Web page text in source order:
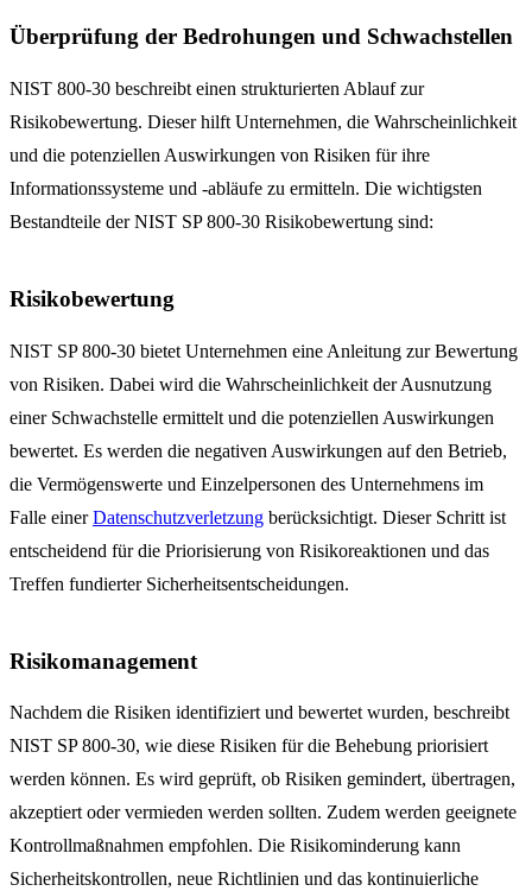
Überprüfung der Bedrohungen und Schwachstellen
NIST 800-30 beschreibt einen strukturierten Ablauf zur
Risikobewertung. Dieser hilft Unternehmen, die Wahrscheinlichkeit
und die potenziellen Auswirkungen von Risiken für ihre
Informationssysteme und -abläufe zu ermitteln. Die wichtigsten
Bestandteile der NIST SP 800-30 Risikobewertung sind:
Risikobewertung
NIST SP 800-30 bietet Unternehmen eine Anleitung zur Bewertung
von Risiken. Dabei wird die Wahrscheinlichkeit der Ausnutzung
einer Schwachstelle ermittelt und die potenziellen Auswirkungen
bewertet. Es werden die negativen Auswirkungen auf den Betrieb,
die Vermögenswerte und Einzelpersonen des Unternehmens im
Falle einerDatenschutzverletzung berücksichtigt. Dieser Schritt ist
entscheidend für die Priorisierung von Risikoreaktionen und das
Treffen fundierter Sicherheitsentscheidungen.
Risikomanagement
Nachdem die Risiken identifiziert und bewertet wurden, beschreibt
NIST SP 800-30, wie diese Risiken für die Behebung priorisiert
werden können. Es wird geprüft, ob Risiken gemindert, übertragen,
akzeptiert oder vermieden werden sollten. Zudem werden geeignete
Kontrollmaßnahmen empfohlen. Die Risikominderung kann
Sicherheitskontrollen, neue Richtlinien und das kontinuierliche